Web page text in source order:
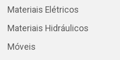
Materiais Elétricos
Materiais Hidráulicos
Móveis